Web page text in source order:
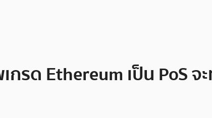
ด Ethereum เป็น PoS จ